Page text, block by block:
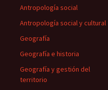
Antropología social
Antropología social y cultural
Geografía
Geografía e historia
Geografía y gestión del
territorio